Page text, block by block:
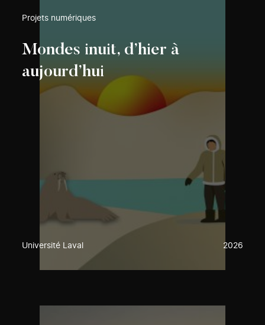
Projets numériques
Mondes inuit, d’hier à
aujourd’hui
Université Laval 2026